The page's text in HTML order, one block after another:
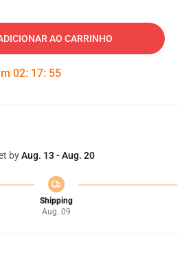
AO CARRINHO
02: 17: 54
byAug. 13 - Aug. 20
Shipping
Aug. 09